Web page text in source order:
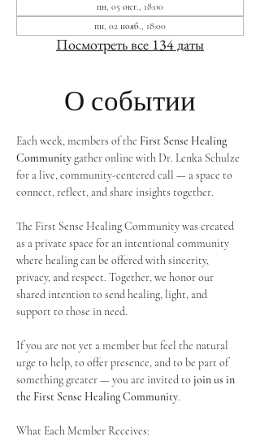
пн, 05 окт., 18:00
пн, 02 нояб., 18:00
Посмотреть все 134 даты
О событии
Each week, members of the First Sense Healing
Community gather online with Dr. Lenka Schulze
for a live, community-centered call — a space to
connect, reflect, and share insights together.
The First Sense Healing Community was created
as a private space for an intentional community
where healing can be offered with sincerity,
privacy, and respect. Together, we honor our
shared intention to send healing, light, and
support to those in need.
If you are not yet a member but feel the natural
urge to help, to offer presence, and to be part of
something greater — you are invited to join us in
the First Sense Healing Community.
What Each Member Receives: